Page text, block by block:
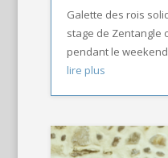
Galette des rois
stage de Zentangle
pendant le
lire plus